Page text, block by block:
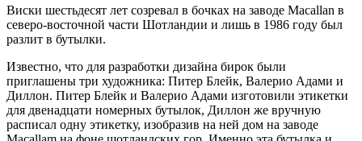
Виски шестьдесят лет созревал в бочках на заводе Macallan в
северо-восточной части Шотландии и лишь в 1986 году был
разлит в бутылки.
Известно, что для разработки дизайна бирок были
приглашены три художника: Питер Блейк, Валерио Адами и
Диллон. Питер Блейк и Валерио Адами изготовили этикетки
для двенадцати номерных бутылок, Диллон же вручную
расписал одну этикетку, изобразив на ней дом на заводе